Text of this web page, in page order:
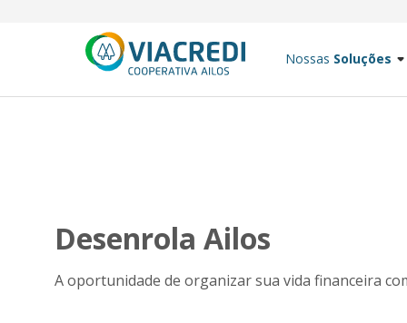
Nossas Soluções
Desenrola Ailos
A oportunidade de organizar sua vida financeira